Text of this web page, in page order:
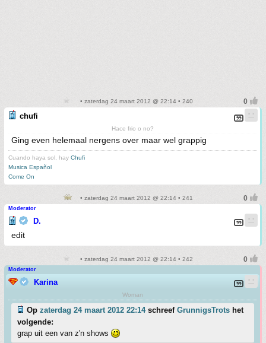
• zaterdag 24 maart 2012 @ 22:14 • 240
chufi
Hace frio o no?
Ging even helemaal nergens over maar wel grappig
Cuando haya sol, hay Chufi
Musica Español
Come On
• zaterdag 24 maart 2012 @ 22:14 • 241
Moderator
D.
edit
• zaterdag 24 maart 2012 @ 22:14 • 242
Moderator
Karina
Woman
Op zaterdag 24 maart 2012 22:14schreef GrunnigsTrots het
volgende:
grap uit een van z'n shows